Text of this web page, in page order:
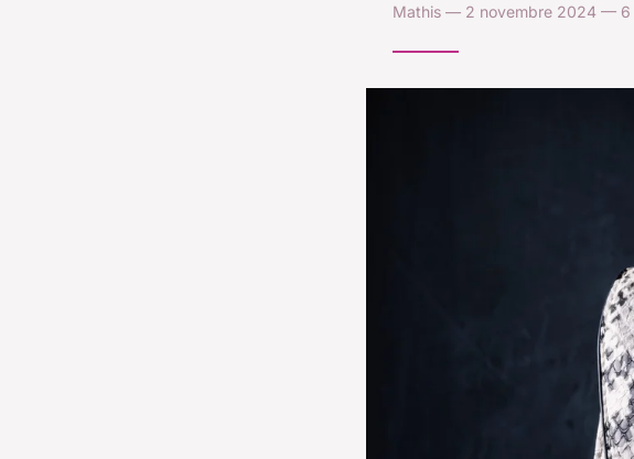
Mathis — 2 novembre 2024 — 6